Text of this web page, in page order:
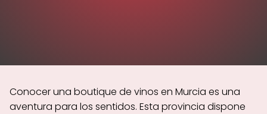
Conocer una boutique de vinos en Murcia es una
aventura para los sentidos. Esta provincia dispone